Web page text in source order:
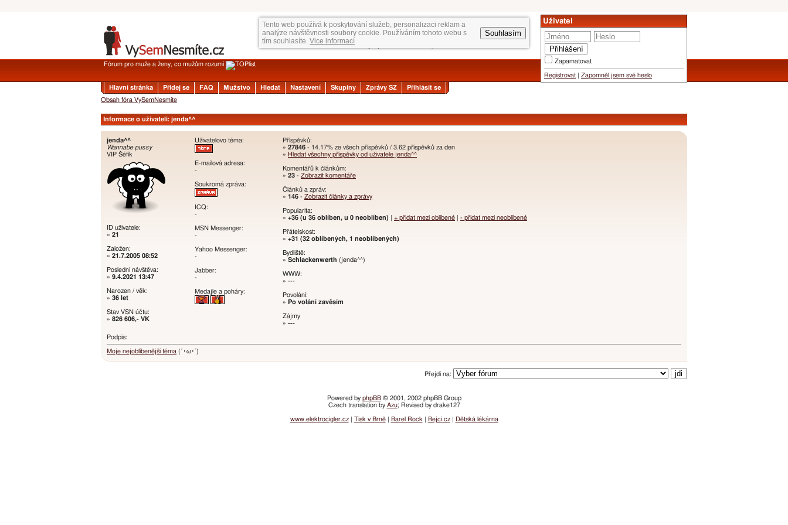
Tento web používá k poskytování služeb, personalizaci reklam a
analýze návštěvnosti soubory cookie. Používáním tohoto webu s
tím souhlasíte. Vice informací
Souhlasím
Uživatel
Zapamatovat
Registrovat Zapomněl jsem své heslo
Fórum pro muže a ženy, co mužům rozumí
Hlavní stránka Přidej se FAQ Mužstvo Hledat Nastavení Skupiny Zprávy SZ
Přihlásit se
Obsah fóra VySemNesmíte
Informace o uživateli: jenda^^
jenda^^
Wannabe pussy
VIP Šéfík
ID uživatele:
» 21
Založen:
» 21.7.2005 08:52
Poslední návštěva:
» 9.4.2021 13:47
Narozen / věk:
» 36 let
Stav VSN účtu:
» 826 606,- VK
Uživatelovo téma:
E-mailová adresa:
-
Soukromá zpráva:
ICQ:
-
MSN Messenger:
-
Yahoo Messenger:
-
Jabber:
-
Medajle a poháry:
Příspěvků:
» 27846 - 14.17% ze všech příspěvků / 3.62 příspěvků za den
» Hledat všechny příspěvky od uživatele jenda^^
Komentářů k článkům:
» 23 - Zobrazit komentáře
Článků a zpráv:
» 146 - Zobrazit články a zprávy
Popularita:
» +36 (u 36 oblíben, u 0 neoblíben) + přidat mezi oblíbené - přidat mezi neoblíbené
Přátelskost:
» +31 (32 oblíbených, 1 neoblíbených)
Bydliště:
» Schlackenwerth (jenda^^)
WWW:
» ---
Povolání:
» Po volání zavěsím
Zájmy
» ---
Podpis:
Moje nejoblíbenější téma (´･ω･`)
Přejdi na:
Powered by phpBB© 2001, 2002 phpBB Group
Czech translation by Azu; Revised by drake127
www.elektrocigler.cz| Tisk v Brně| Barel Rock Bejci.cz| Dětská lékárna